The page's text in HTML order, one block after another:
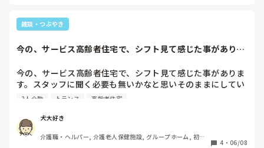
なりにくくするとかの配慮でいいと思います。間が開きすぎる
と前回教えてもらったことも忘れてしまったりすると思います
雑談・つぶやき
今の、サービス高齢者住宅で、シフト見て感じた事がありま
今の、サービス高齢者住宅で、シフト見て感じた事がありま
す。スタッフに聞く必要も無いかなと思いそのままにしてい
ます。派遣社員がいません。非常勤と常勤だけです。私も面
て、今までの中でかなり恵まれていて、未経験、無資格と新
卒含めて10名程面接しました。しかしその10名が保留とな
っていて、まだ連絡していないんですよ。だから非常勤でも
2人介助 トランス 高齢者住宅
犬大好き
介護職・ヘルパー, 介護老人保健施設, グループホーム, 初任
4 ・ 06/08